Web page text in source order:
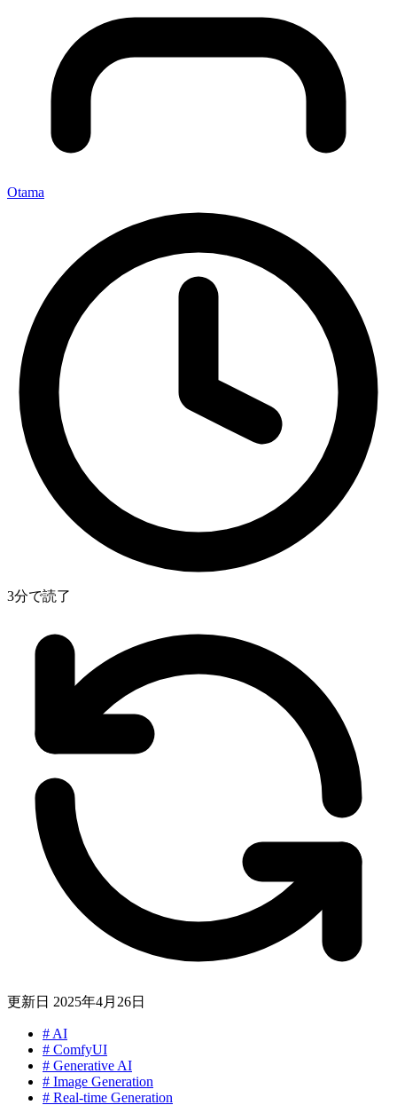
Otama
3分で読了
更新日 2025年4月26日
# AI
# ComfyUI
# Generative AI
# Image Generation
# Real-time Generation